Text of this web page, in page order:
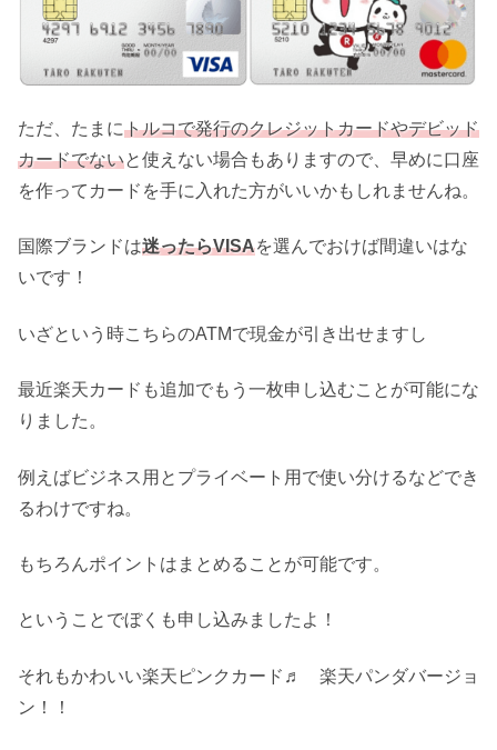
ただ、たまにトルコで発行のクレジットカードやデビッド
カードでないと使えない場合もありますので、早めに口座
を作ってカードを手に入れた方がいいかもしれませんね。
国際ブランドは迷ったらVISAを選んでおけば間違いはな
いです！
いざという時こちらのATMで現金が引き出せますし
最近楽天カードも追加でもう一枚申し込むことが可能にな
りました。
例えばビジネス用とプライベート用で使い分けるなどでき
るわけですね。
もちろんポイントはまとめることが可能です。
ということでぼくも申し込みましたよ！
それもかわいい楽天ピンクカード♬ 楽天パンダバージョ
ン！！